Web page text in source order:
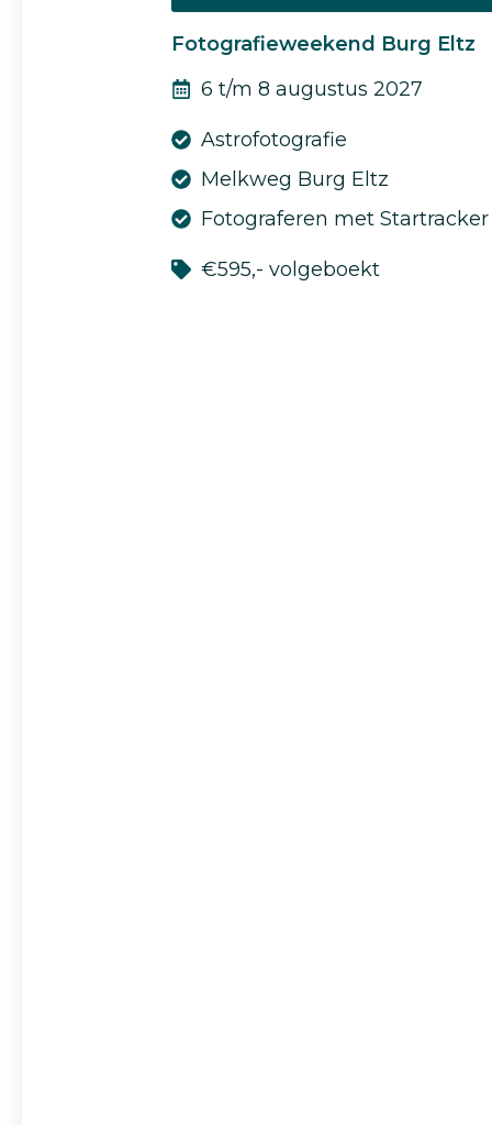
Fotografieweekend Burg Eltz
6 t/m 8 augustus 2027
Astrofotografie
Melkweg Burg Eltz
Fotograferen met Startracker
€595,- volgeboekt